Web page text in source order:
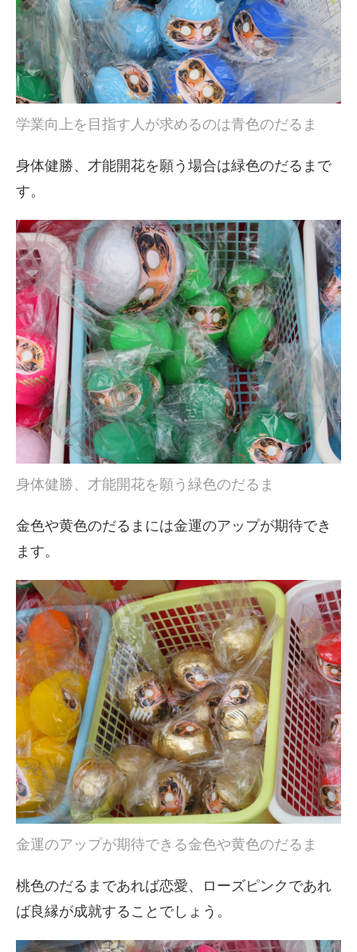
学業向上を目指す人が求めるのは青色のだるま
身体健勝、才能開花を願う場合は緑色のだるまで
す。
身体健勝、才能開花を願う緑色のだるま
金色や黄色のだるまには金運のアップが期待でき
ます。
金運のアップが期待できる金色や黄色のだるま
桃色のだるまであれば恋愛、ローズピンクであれ
ば良縁が成就することでしょう。